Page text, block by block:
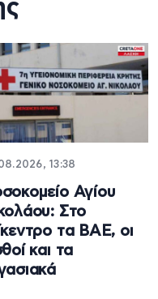
13:38
Αγίου
Στο
τα ΒΑΕ, οι
και τα